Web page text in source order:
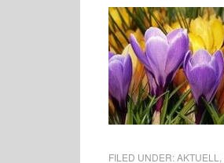
FILED UNDER:AKTUELL